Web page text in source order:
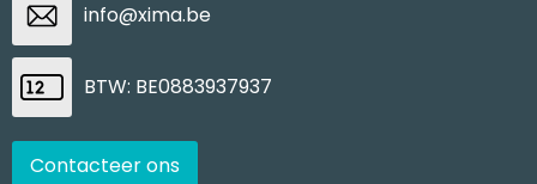
info@xima.be
BTW: BE0883937937
Contacteer ons